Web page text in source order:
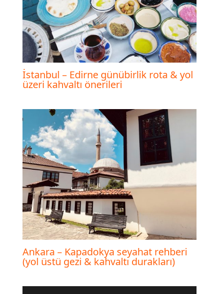
İstanbul – Edirne günübirlik rota & yol
üzeri kahvaltı önerileri
Ankara – Kapadokya seyahat rehberi
(yol üstü gezi & kahvaltı durakları)